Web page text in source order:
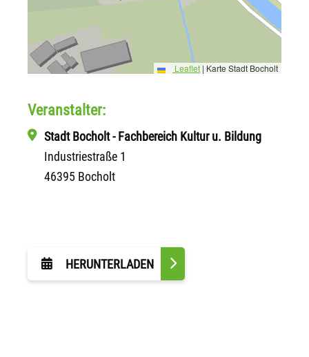
Leaflet | Karte Stadt Bocholt
Veranstalter:
Stadt Bocholt - Fachbereich Kultur u. Bildung
Industriestraße 1
46395 Bocholt
HERUNTERLADEN